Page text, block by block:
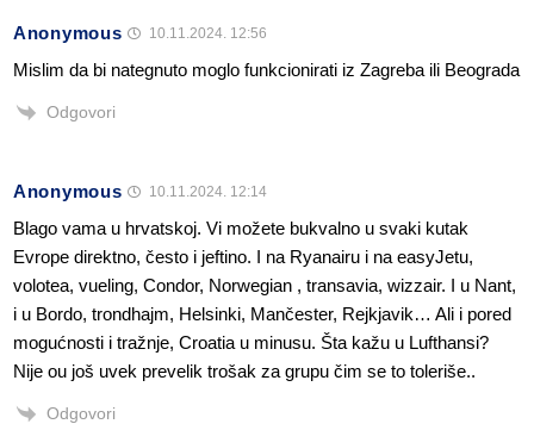
Anonymous 10.11.2024. 12:56
Mislim da bi nategnuto moglo funkcionirati iz Zagreba ili Beograda
Odgovori
Anonymous 10.11.2024. 12:14
Blago vama u hrvatskoj. Vi možete bukvalno u svaki kutak
Evrope direktno, često i jeftino. I na Ryanairu i na easyJetu,
volotea, vueling, Condor, Norwegian , transavia, wizzair. I u Nant,
i u Bordo, trondhajm, Helsinki, Mančester, Rejkjavik… Ali i pored
mogućnosti i tražnje, Croatia u minusu. Šta kažu u Lufthansi?
Nije ou još uvek prevelik trošak za grupu čim se to toleriše..
Odgovori